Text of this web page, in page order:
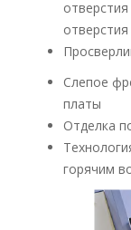
отверстия
Слепое
платы
Отделка
горячим